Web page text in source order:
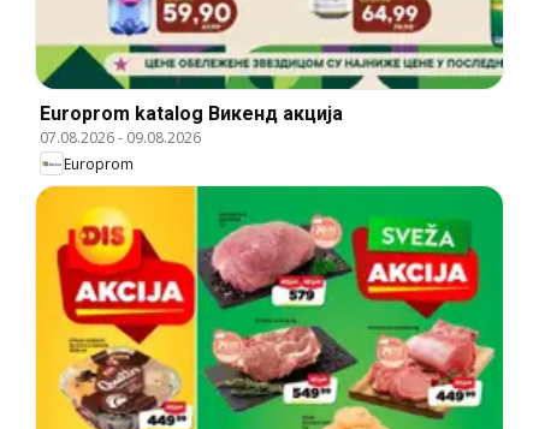
Europrom katalog Викенд акција
07.08.2026- 09.08.2026
Europrom